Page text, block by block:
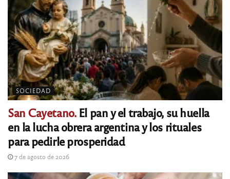
SOCIEDAD
San Cayetano.El pan y el trabajo, su huella
en la lucha obrera argentina y los rituales
para pedirle prosperidad
7 de agosto de 2026